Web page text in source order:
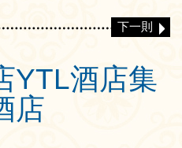
下一則
YTL酒店集
店